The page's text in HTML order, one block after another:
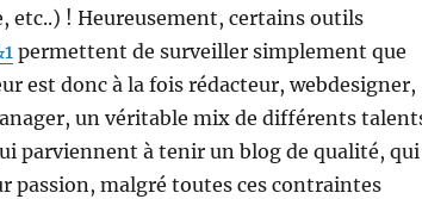
! Heureusement, certains outils
permettent de surveiller simplement que
est donc à la fois rédacteur, webdesigner,
un véritable mix de différents
parviennent à tenir un blog de qualité, qui
passion, malgré toutes ces contraintes